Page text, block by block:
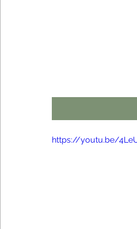
https://youtu.be/